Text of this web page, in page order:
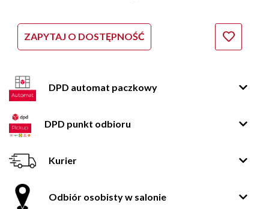
ZAPYTAJ O DOSTĘPNOŚĆ
DPD automat paczkowy
DPD punkt odbioru
Kurier
Odbiór osobisty w salonie